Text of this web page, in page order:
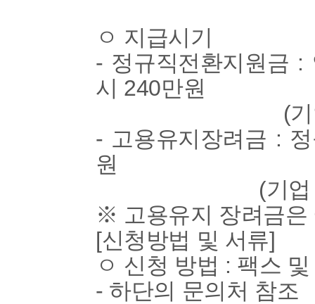
ㅇ 지급시기
- 정규직전환지원금 :
시 240만원
(기업 180,
- 고용유지장려금 :
원
(기업 180,
※ 고용유지 장려금은
[신청방법 및 서류]
ㅇ 신청 방법 : 팩스
- 하단의 문의처 참조